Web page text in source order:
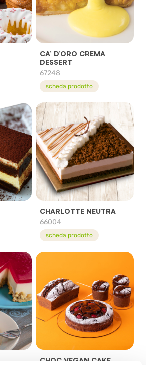
CA’ D’ORO CREMA
DESSERT
67248
scheda prodotto
CHARLOTTE NEUTRA
66004
scheda prodotto
CHOC VEGAN CAKE